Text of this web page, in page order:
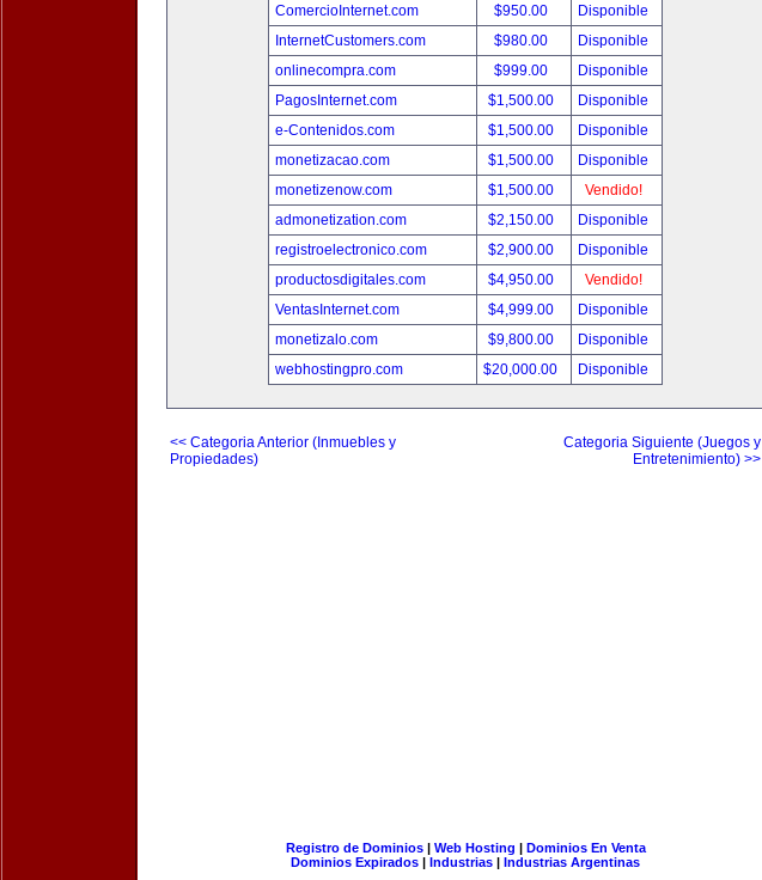
ComercioInternet.com
$950.00
Disponible
InternetCustomers.com
$980.00
Disponible
onlinecompra.com
$999.00
Disponible
PagosInternet.com
$1,500.00
Disponible
e-Contenidos.com
$1,500.00
Disponible
monetizacao.com
$1,500.00
Disponible
monetizenow.com
$1,500.00
Vendido!
admonetization.com
$2,150.00
Disponible
registroelectronico.com
$2,900.00
Disponible
productosdigitales.com
$4,950.00
Vendido!
VentasInternet.com
$4,999.00
Disponible
monetizalo.com
$9,800.00
Disponible
webhostingpro.com
$20,000.00 Disponible
<< Categoria Anterior (Inmuebles y
Propiedades)
Categoria Siguiente (Juegos y
Entretenimiento) >>
Registro de Dominios| Web Hosting | Dominios En Venta
Dominios Expirados | Industrias | Industrias Argentinas